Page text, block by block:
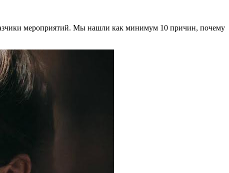
мероприятий. Мы нашли как минимум 10 причин, почему